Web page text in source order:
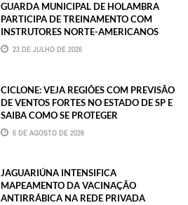
GUARDA MUNICIPAL DE HOLAMBRA
PARTICIPA DE TREINAMENTO COM
INSTRUTORES NORTE-AMERICANOS
23 DE JULHO DE 2026
CICLONE: VEJA REGIÕES COM PREVISÃO
DE VENTOS FORTES NO ESTADO DE SP E
SAIBA COMO SE PROTEGER
6 DE AGOSTO DE 2026
JAGUARIÚNA INTENSIFICA
MAPEAMENTO DA VACINAÇÃO
ANTIRRÁBICA NA REDE PRIVADA